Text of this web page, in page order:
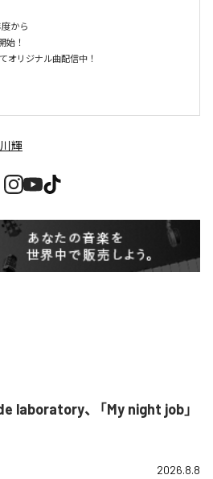
から
始！
オリジナル曲配信中！
輝
laboratory、「My night job」
2026.8.8